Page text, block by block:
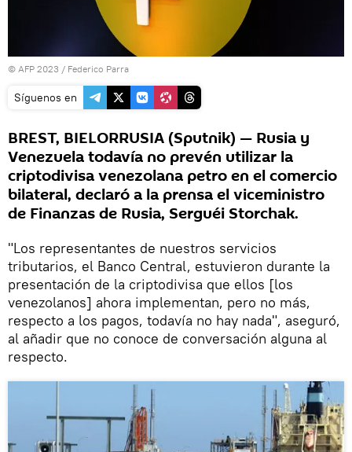
© AFP 2023 / Federico Parra
Síguenos en
BREST, BIELORRUSIA (Sputnik) — Rusia y
Venezuela todavía no prevén utilizar la
criptodivisa venezolana petro en el comercio
bilateral, declaró a la prensa el viceministro
de Finanzas de Rusia, Serguéi Storchak.
"Los representantes de nuestros servicios
tributarios, el Banco Central, estuvieron durante la
presentación de la criptodivisa que ellos [los
venezolanos] ahora implementan, pero no más,
respecto a los pagos, todavía no hay nada", aseguró,
al añadir que no conoce de conversación alguna al
respecto.